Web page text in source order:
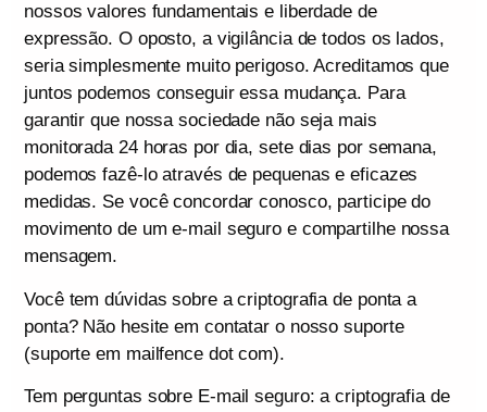
nossos valores fundamentais e liberdade de
expressão. O oposto, a vigilância de todos os lados,
seria simplesmente muito perigoso. Acreditamos que
juntos podemos conseguir essa mudança. Para
garantir que nossa sociedade não seja mais
monitorada 24 horas por dia, sete dias por semana,
podemos fazê-lo através de pequenas e eficazes
medidas. Se você concordar conosco, participe do
movimento de um e-mail seguro e compartilhe nossa
mensagem.
Você tem dúvidas sobre a criptografia de ponta a
ponta? Não hesite em contatar o nosso suporte
(suporte em mailfence dot com).
Tem perguntas sobre E-mail seguro: a criptografia de